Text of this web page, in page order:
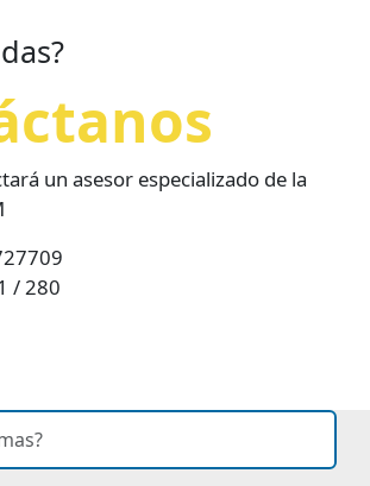
un asesor especializado de la
/ 280